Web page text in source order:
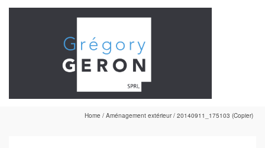
Home / Aménagement extérieur / 20140911_175103 (Copier)